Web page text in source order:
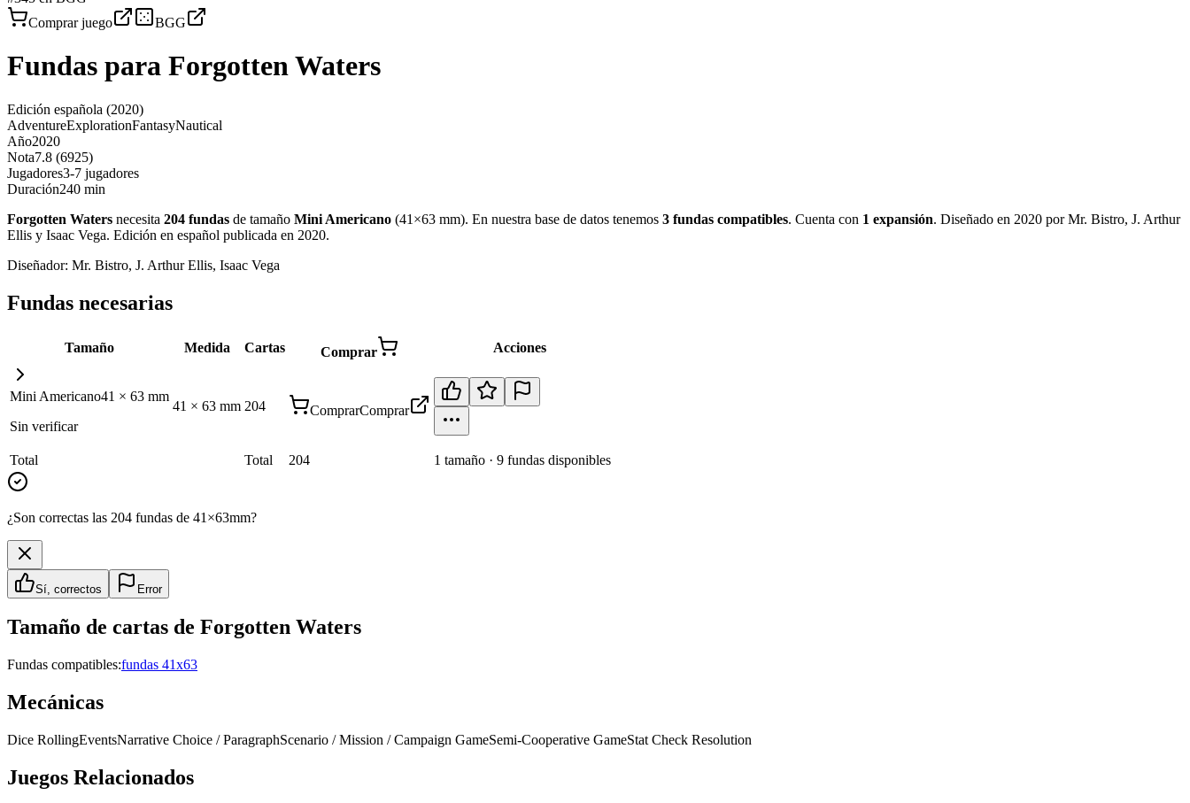
Comprar juego
BGG
Fundas para Forgotten Waters
Edición española (2020)
AdventureExplorationFantasyNautical
Año2020
Nota7.8 (6925)
Jugadores3-7 jugadores
Duración240 min
Forgotten Waters necesita 204 fundas de tamaño Mini Americano (41×63 mm). En nuestra base de datos tenemos 3 fundas compatibles. Cuenta con 1 expansión. Diseñado en 2020 por Mr. Bistro, J. Arthur
Ellis y Isaac Vega. Edición en español publicada en 2020.
Diseñador: Mr. Bistro, J. Arthur Ellis, Isaac Vega
Fundas necesarias
Tamaño Medida Cartas Comprar Acciones
Mini Americano41 × 63 mm
Sin verificar
41 × 63 mm 204 ComprarComprar
Total Total 204 1 tamaño · 9 fundas disponibles
¿Son correctas las 204 fundas de 41×63mm?
Sí, correctos Error
Tamaño de cartas de Forgotten Waters
Fundas compatibles:fundas 41x63
Mecánicas
Dice RollingEventsNarrative Choice / ParagraphScenario / Mission / Campaign GameSemi-Cooperative GameStat Check Resolution
Juegos Relacionados